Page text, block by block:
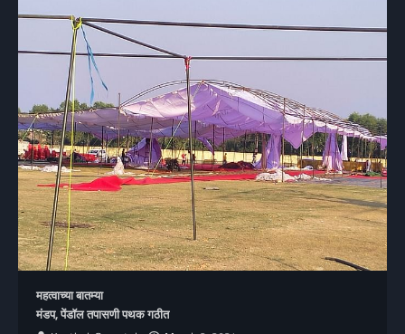
महत्वाच्या बातम्या
मंडप, पेंडॉल तपासणी पथक गठीत